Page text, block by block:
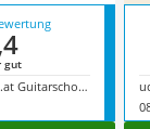
gut
GUITARSCHOOL.at Guitarschool Academy